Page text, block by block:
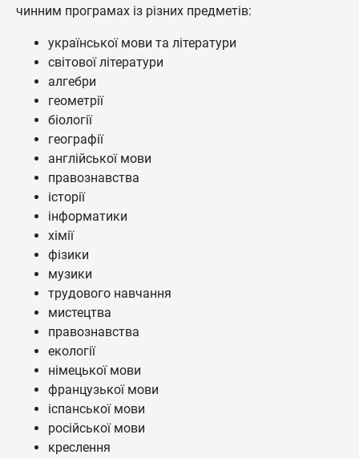
чинним програмах із різних предметів:
української мови та літератури
світової літератури
алгебри
геометрії
біології
географії
англійської мови
правознавства
історії
інформатики
хімії
фізики
музики
трудового навчання
мистецтва
правознавства
екології
німецької мови
французької мови
іспанської мови
російської мови
креслення